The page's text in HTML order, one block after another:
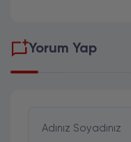
Yorum Yap
Adınız Soyadınız